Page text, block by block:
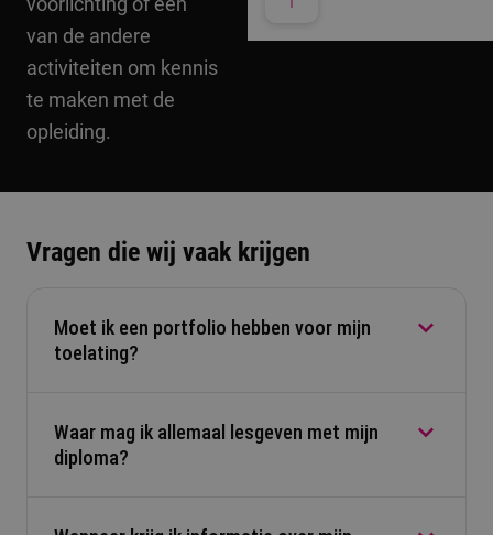
van de andere
activiteiten om kennis
te maken met de
opleiding.
Vragen die wij vaak krijgen
Moet ik een portfolio hebben voor mijn
toelating?
Ja. Je moet beeldend werk laten zien. Heb je nog
geen portfolio of twijfel je of je genoeg werk
duurt 12 zaterdagen. Je leert de opleiding kennen
Waar mag ik allemaal lesgeven met mijn
diploma?